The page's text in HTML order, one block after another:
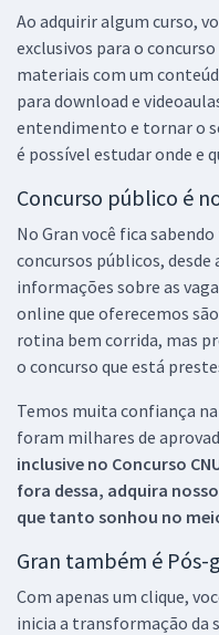
Ao adquirir algum curso,
exclusivos para o
materiais com um
para download e
entendimento e tornar o
é possível estudar onde e
Concurso público é
No Gran você fica
concursos públicos,
informações sobre as
online que oferecemos
rotina bem corrida, mas
o concurso que está
Temos muita confiança
foram milhares de
inclusive no Concurso
fora dessa, adquira
que tanto sonhou no
Gran também é Pós-
Com apenas um clique,
inicia a transformação da